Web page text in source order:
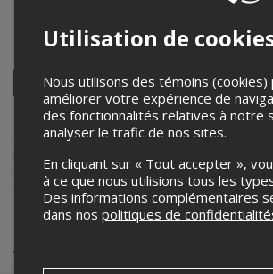
Facebook LinkedinPinterestEnvoyer
par
courriel
Lepointdevente.com agit à titre de mandataire
Productionsdans le cadre de l’affichage en
billets pour ses événements.
Pour plus d’information à propos de cet
contacter l’organisateur de l’événement,Ah Ah
info@eurekaproductions.ca.
Achat de billets
Utilisation de
Nous utilisons des témoins (cookies)
améliorer votre expérience de
des fonctionnalités relatives à notre
analyser le trafic de nos sites.
En cliquant sur « Tout accepter »,
à ce que nous utilisions tous les
Des informations complémentaires
dans nos politiques de